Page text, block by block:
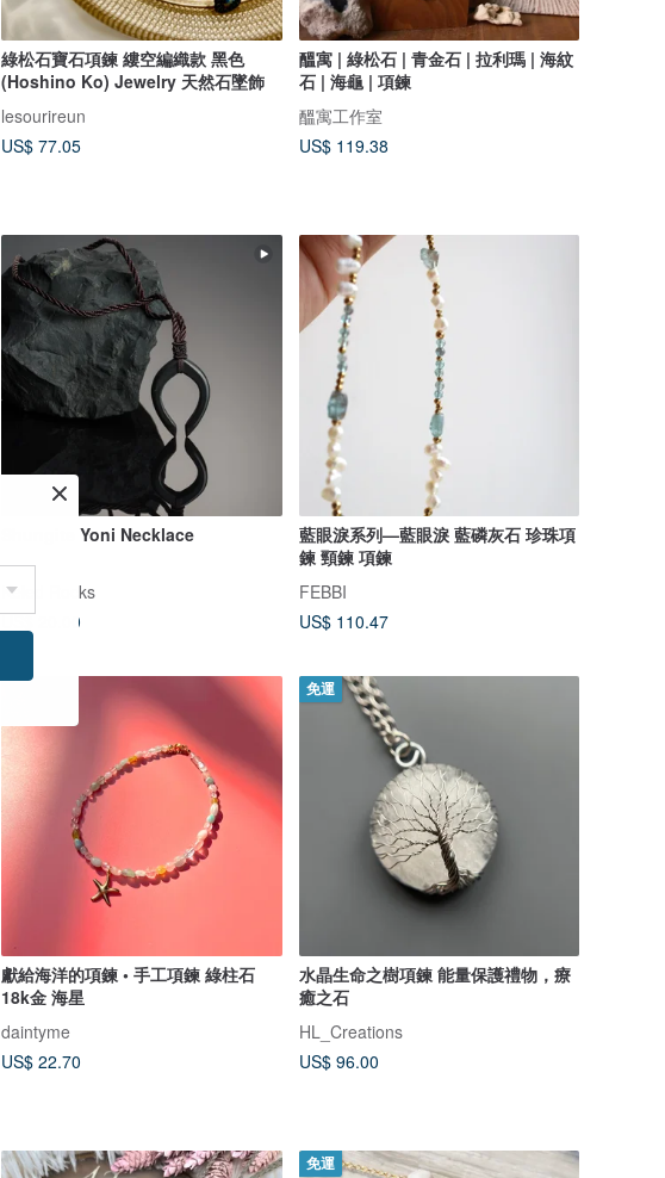
綠松石寶石項鍊 縷空編織款 黑色
(Hoshino Ko) Jewelry 天然石墜飾
lesourireun
US$ 77.05
醞寓 | 綠松石 | 青金石 | 拉利瑪 | 海紋
石 | 海龜 | 項鍊
醞寓工作室
US$ 119.38
Shungite Yoni Necklace
Keled Rocks
US$ 20.00
藍眼淚系列—藍眼淚 藍磷灰石 珍珠項
鍊 頸鍊 項鍊
FEBBI
US$ 110.47
獻給海洋的項鍊 • 手工項鍊 綠柱石
18k金 海星
daintyme
US$ 22.70
免運
水晶生命之樹項鍊 能量保護禮物，療
癒之石
HL_Creations
US$ 96.00
免運